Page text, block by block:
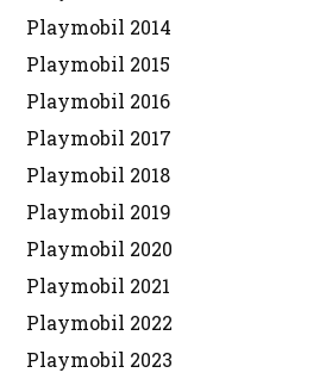
Playmobil 2014
Playmobil 2015
Playmobil 2016
Playmobil 2017
Playmobil 2018
Playmobil 2019
Playmobil 2020
Playmobil 2021
Playmobil 2022
Playmobil 2023